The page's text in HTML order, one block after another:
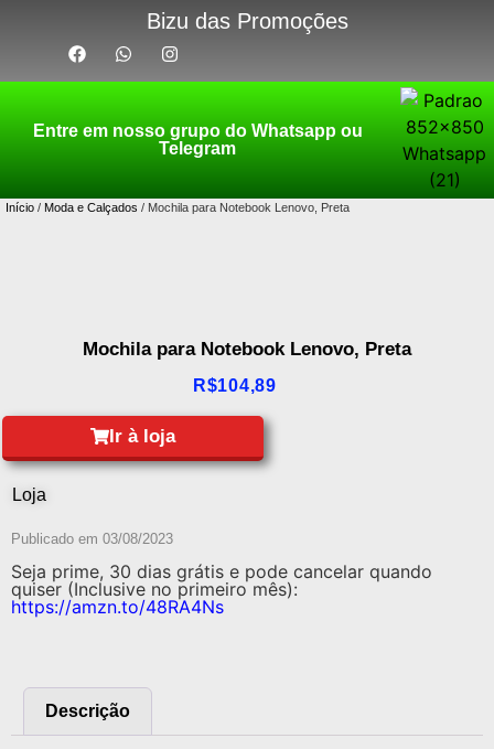
Bizu das Promoções
Entre em nosso grupo do Whatsapp ou
Telegram
Início / Moda e Calçados / Mochila para Notebook Lenovo, Preta
Mochila para Notebook Lenovo, Preta
R$104,89
Ir à loja
Loja
Publicado em 03/08/2023
Seja prime, 30 dias grátis e pode cancelar quando
quiser (Inclusive no primeiro mês):
https://amzn.to/48RA4Ns
Descrição